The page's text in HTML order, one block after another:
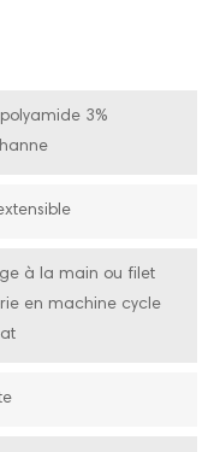
3%
à la main ou filet
en machine cycle